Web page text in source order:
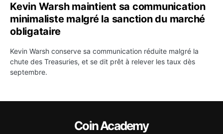
Kevin Warsh maintient sa communication
minimaliste malgré la sanction du marché
obligataire
Kevin Warsh conserve sa communication réduite malgré la
chute des Treasuries, et se dit prêt à relever les taux dès
septembre.
Coin Academy